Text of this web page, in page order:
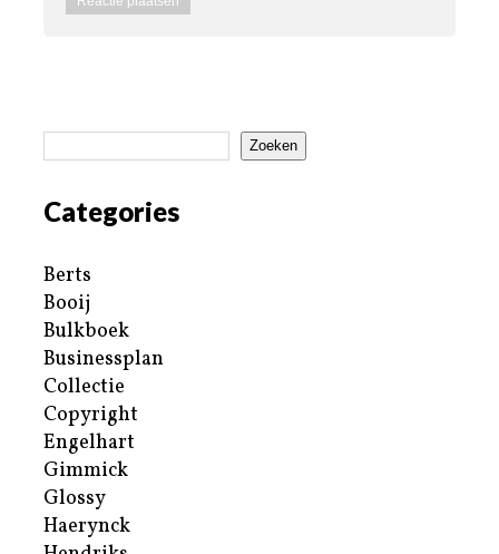
Zoeken
Categories
Berts
Booij
Bulkboek
Businessplan
Collectie
Copyright
Engelhart
Gimmick
Glossy
Haerynck